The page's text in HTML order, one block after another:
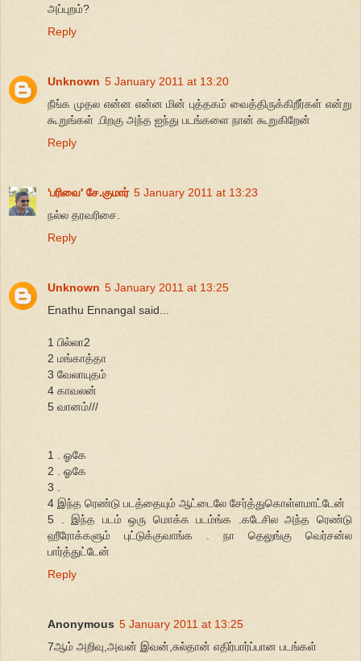
அப்புறம்?
Reply
Unknown 5 January 2011 at 13:20
நீங்க முதல என்ன என்ன மின் புத்தகம் வைத்திருக்கிறீர்கள் என்று
கூறுங்கள் .பிறகு அந்த ஐந்து படங்களை நான் கூறுகிறேன்
Reply
'பரிவை' சே.குமார் 5 January 2011 at 13:23
நல்ல தரவரிசை.
Reply
Unknown 5 January 2011 at 13:25
Enathu Ennangal said...
1 பில்லா2
2 மங்காத்தா
3 வேலாயுதம்
4 காவலன்
5 வானம்///
1 . ஓகே
2 . ஓகே
3 .
4 இந்த ரெண்டு படத்தையும் ஆட்டைலே சேர்த்துகொள்ளமாட்டேன்
5 . இந்த படம் ஒரு மொக்க படம்ங்க .கடேசில அந்த ரெண்டு
ஹீரோக்களும் புட்டுக்குவாங்க . நா தெலுங்கு வெர்சன்ல
பார்த்துட்டேன்
Reply
Anonymous 5 January 2011 at 13:25
7ஆம் அறிவு,அவன் இவன்,சுல்தான் எதிர்பார்ப்பான படங்கள்